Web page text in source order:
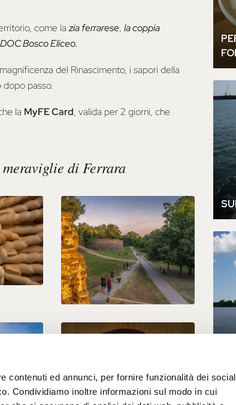
contenuti ed annunci, per fornire funzionalità dei social
Condividiamo inoltre informazioni sul modo in cui
come lazia ferrarese, la coppia
Bosco Eliceo.
del Rinascimento, i sapori della
dopo passo.
la MyFE Card, valida per 2 giorni, che
di Ferrara